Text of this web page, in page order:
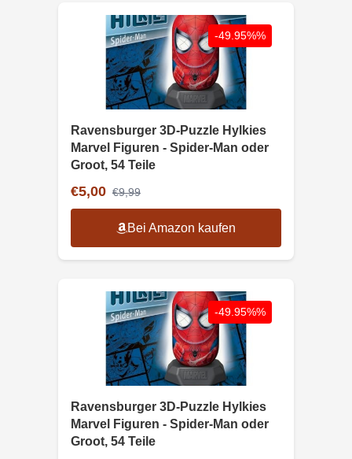
-49.95%%
Ravensburger 3D-Puzzle Hylkies
Marvel Figuren - Spider-Man oder
Groot, 54 Teile
€5,00 €9,99
Bei Amazon kaufen
-49.95%%
Ravensburger 3D-Puzzle Hylkies
Marvel Figuren - Spider-Man oder
Groot, 54 Teile